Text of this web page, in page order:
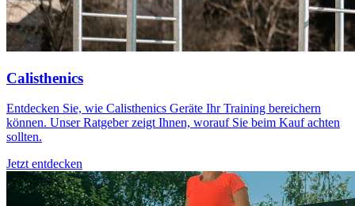
Calisthenics
Entdecken Sie, wie Calisthenics Geräte Ihr Training bereichern
können. Unser Ratgeber zeigt Ihnen, worauf Sie beim Kauf achten
sollten.
Jetzt entdecken